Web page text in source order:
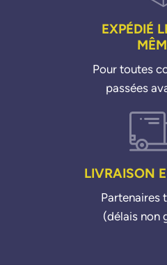
EXPÉDIÉ
Pour toutes
passées
LIVRAISON
Partenaires
(délais non